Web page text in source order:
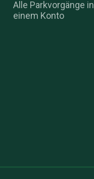
Alle Parkvorgänge in
einem Konto